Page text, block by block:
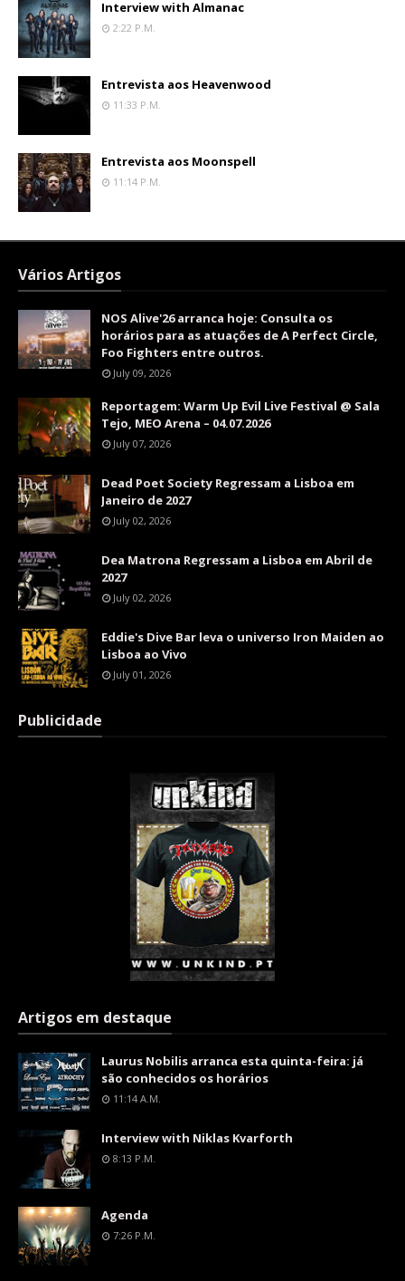
Interview with Almanac
2:22 P.m.
Entrevista aos Heavenwood
11:33 P.m.
Entrevista aos Moonspell
11:14 P.m.
Vários Artigos
NOS Alive'26 arranca hoje: Consulta os
horários para as atuações de A Perfect Circle,
Foo Fighters entre outros.
July 09, 2026
Reportagem: Warm Up Evil Live Festival @ Sala
Tejo, MEO Arena – 04.07.2026
July 07, 2026
Dead Poet Society Regressam a Lisboa em
Janeiro de 2027
July 02, 2026
Dea Matrona Regressam a Lisboa em Abril de
2027
July 02, 2026
Eddie's Dive Bar leva o universo Iron Maiden ao
Lisboa ao Vivo
July 01, 2026
Publicidade
Artigos em destaque
Laurus Nobilis arranca esta quinta-feira: já
são conhecidos os horários
11:14 A.m.
Interview with Niklas Kvarforth
8:13 P.m.
Agenda
7:26 P.m.